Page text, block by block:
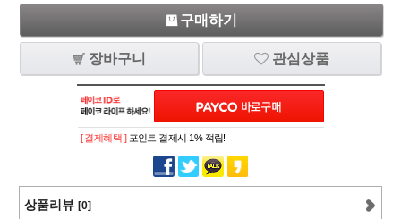
구매하기
장바구니 관심상품
[ 결제혜택 ] 포인트 결제시 1% 적립!
상품리뷰 [0]